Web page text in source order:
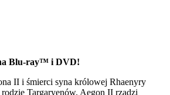
Blu-ray™ i DVD!
II i śmierci syna królowej Rhaenyry
Targaryenów. Aegon II rządzi